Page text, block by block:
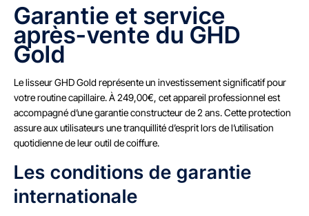
Garantie et service
après-vente du GHD
Gold
Le lisseur GHD Gold représente un investissement significatif pour
votre routine capillaire. À 249,00€, cet appareil professionnel est
accompagné d’une garantie constructeur de 2 ans. Cette protection
assure aux utilisateurs une tranquillité d’esprit lors de l’utilisation
quotidienne de leur outil de coiffure.
Les conditions de garantie
internationale